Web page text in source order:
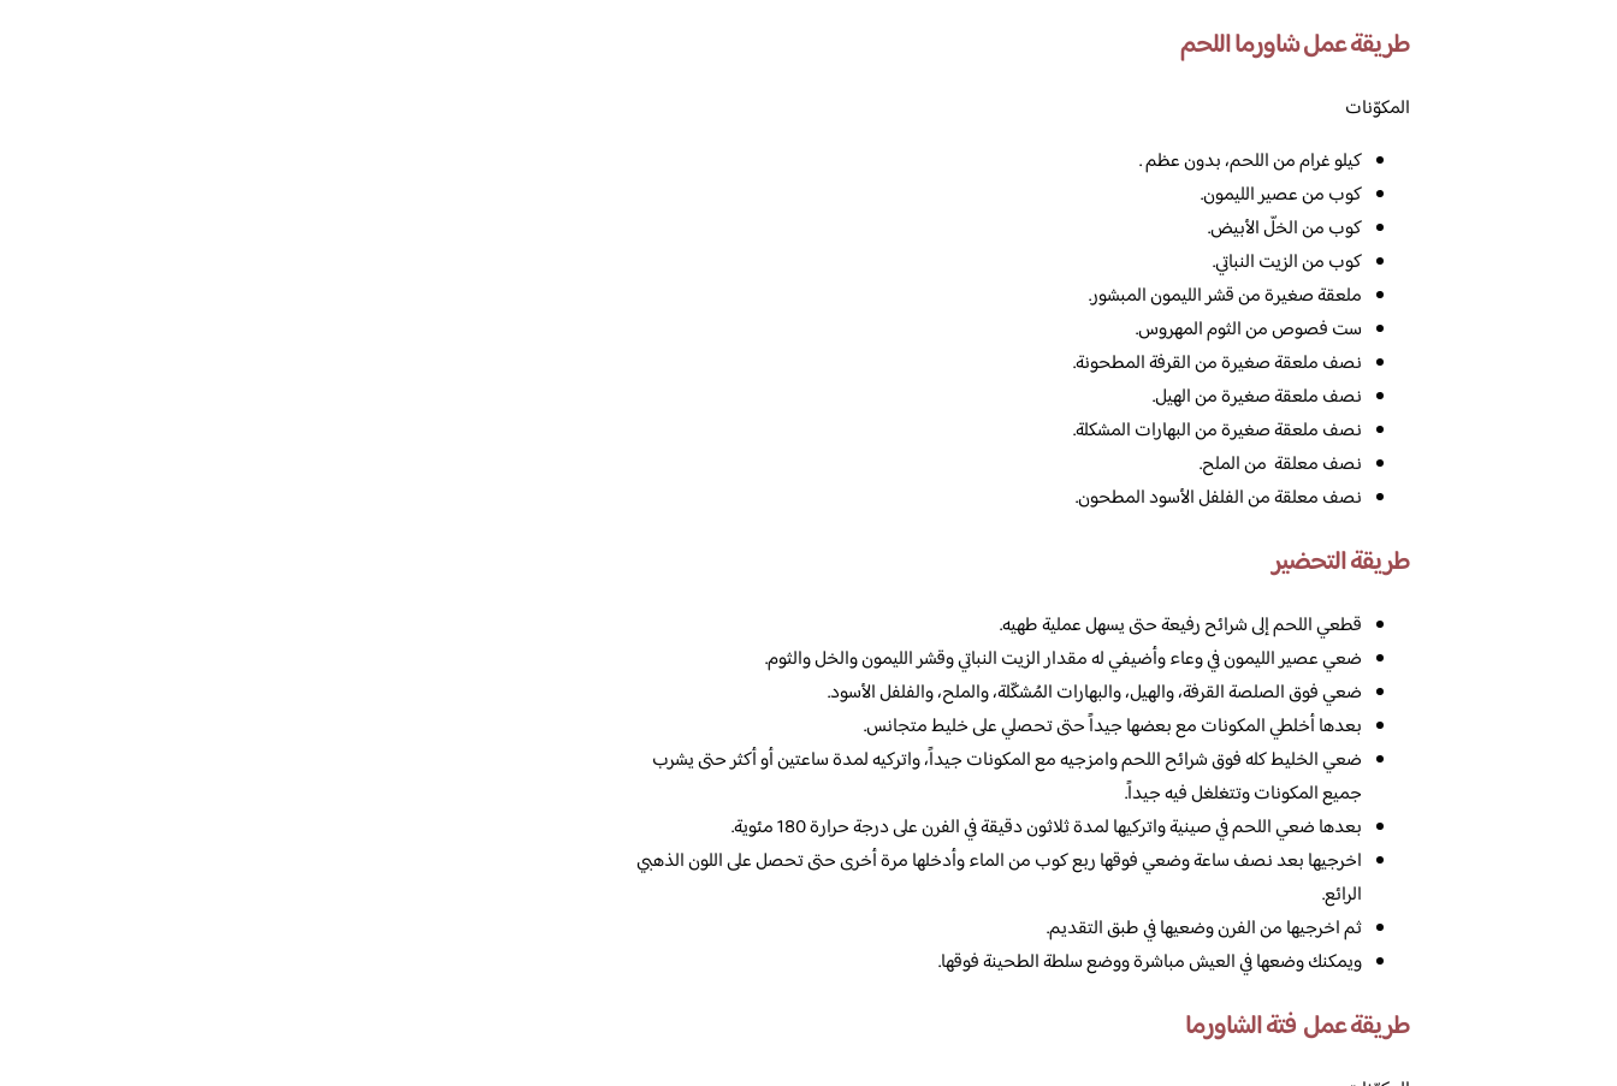
طريقة عمل شاورما اللحم
المكوّنات
كيلو غرام من اللحم، بدون عظم .
كوب من عصير الليمون.
كوب من الخلّ الأبيض.
كوب من الزيت النباتي.
ملعقة صغيرة من قشر الليمون المبشور.
ست فصوص من الثوم المهروس.
نصف ملعقة صغيرة من القرفة المطحونة.
نصف ملعقة صغيرة من الهيل.
نصف ملعقة صغيرة من البهارات المشكلة.
نصف معلقة من الملح.
نصف معلقة من الفلفل الأسود المطحون.
طريقة التحضير
قطعي اللحم إلى شرائح رفيعة حتى يسهل عملية طهيه.
ضعي عصير الليمون في وعاء وأضيفي له مقدار الزيت النباتي وقشر الليمون والخل والثوم.
ضعي فوق الصلصة القرفة، والهيل، والبهارات المُشكّلة، والملح، والفلفل الأسود.
بعدها أخلطي المكونات مع بعضها جيداً حتى تحصلي على خليط متجانس.
ضعي الخليط كله فوق شرائح اللحم وامزجيه مع المكونات جيداً، واتركيه لمدة ساعتين أو أكثر حتى يشرب
جميع المكونات وتتغلغل فيه جيداً.
بعدها ضعي اللحم في صينية واتركيها لمدة ثلاثون دقيقة في الفرن على درجة حرارة 180 مئوية.
اخرجيها بعد نصف ساعة وضعي فوقها ربع كوب من الماء وأدخلها مرة أخرى حتى تحصل على اللون الذهبي
الرائع.
ثم اخرجيها من الفرن وضعيها في طبق التقديم.
ويمكنك وضعها في العيش مباشرة ووضع سلطة الطحينة فوقها.
طريقة عمل فتة الشاورما